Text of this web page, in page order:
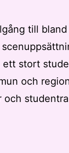
till
ett stort
och
och